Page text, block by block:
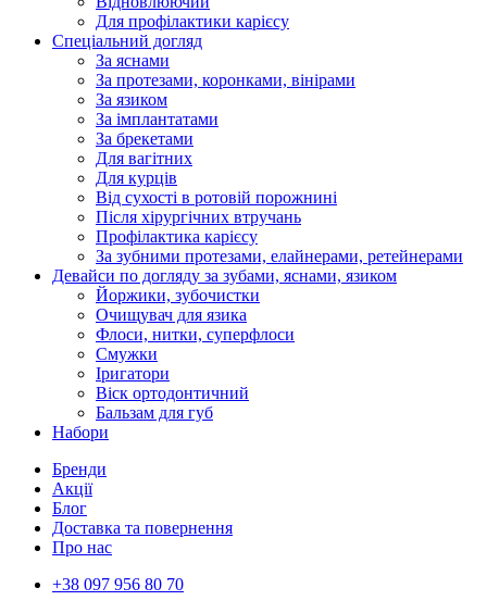
Для профілактики карієсу
Спеціальний догляд
За яснами
За протезами, коронками, вінірами
За язиком
За імплантатами
За брекетами
Для вагітних
Для курців
Від сухості в ротовій порожнині
Після хірургічних втручань
Профілактика карієсу
За зубними протезами, елайнерами, ретейнерами
Девайси по догляду за зубами, яснами, язиком
Йоржики, зубочистки
Очищувач для язика
Флоси, нитки, суперфлоси
Смужки
Іригатори
Віск ортодонтичний
Бальзам для губ
Набори
Бренди
Акції
Блог
Доставка та повернення
Про нас
+38 097 956 80 70